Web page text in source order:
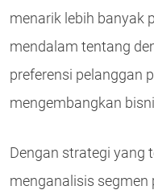
menarik lebih banyak
mendalam tentang
preferensi pelanggan
mengembangkan
Dengan strategi yang
menganalisis segmen